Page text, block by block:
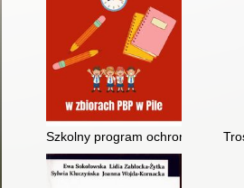
Szkolny program ochrony